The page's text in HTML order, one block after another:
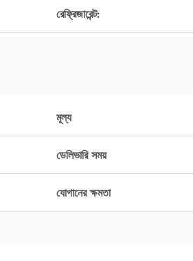
রেফ্রিজারেন্ট:
মূল্য
ডেলিভারি সময়
যোগানের ক্ষমতা